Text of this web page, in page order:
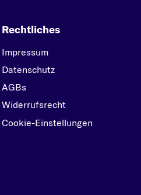
Rechtliches
Impressum
Datenschutz
AGBs
Widerrufsrecht
Cookie-Einstellungen